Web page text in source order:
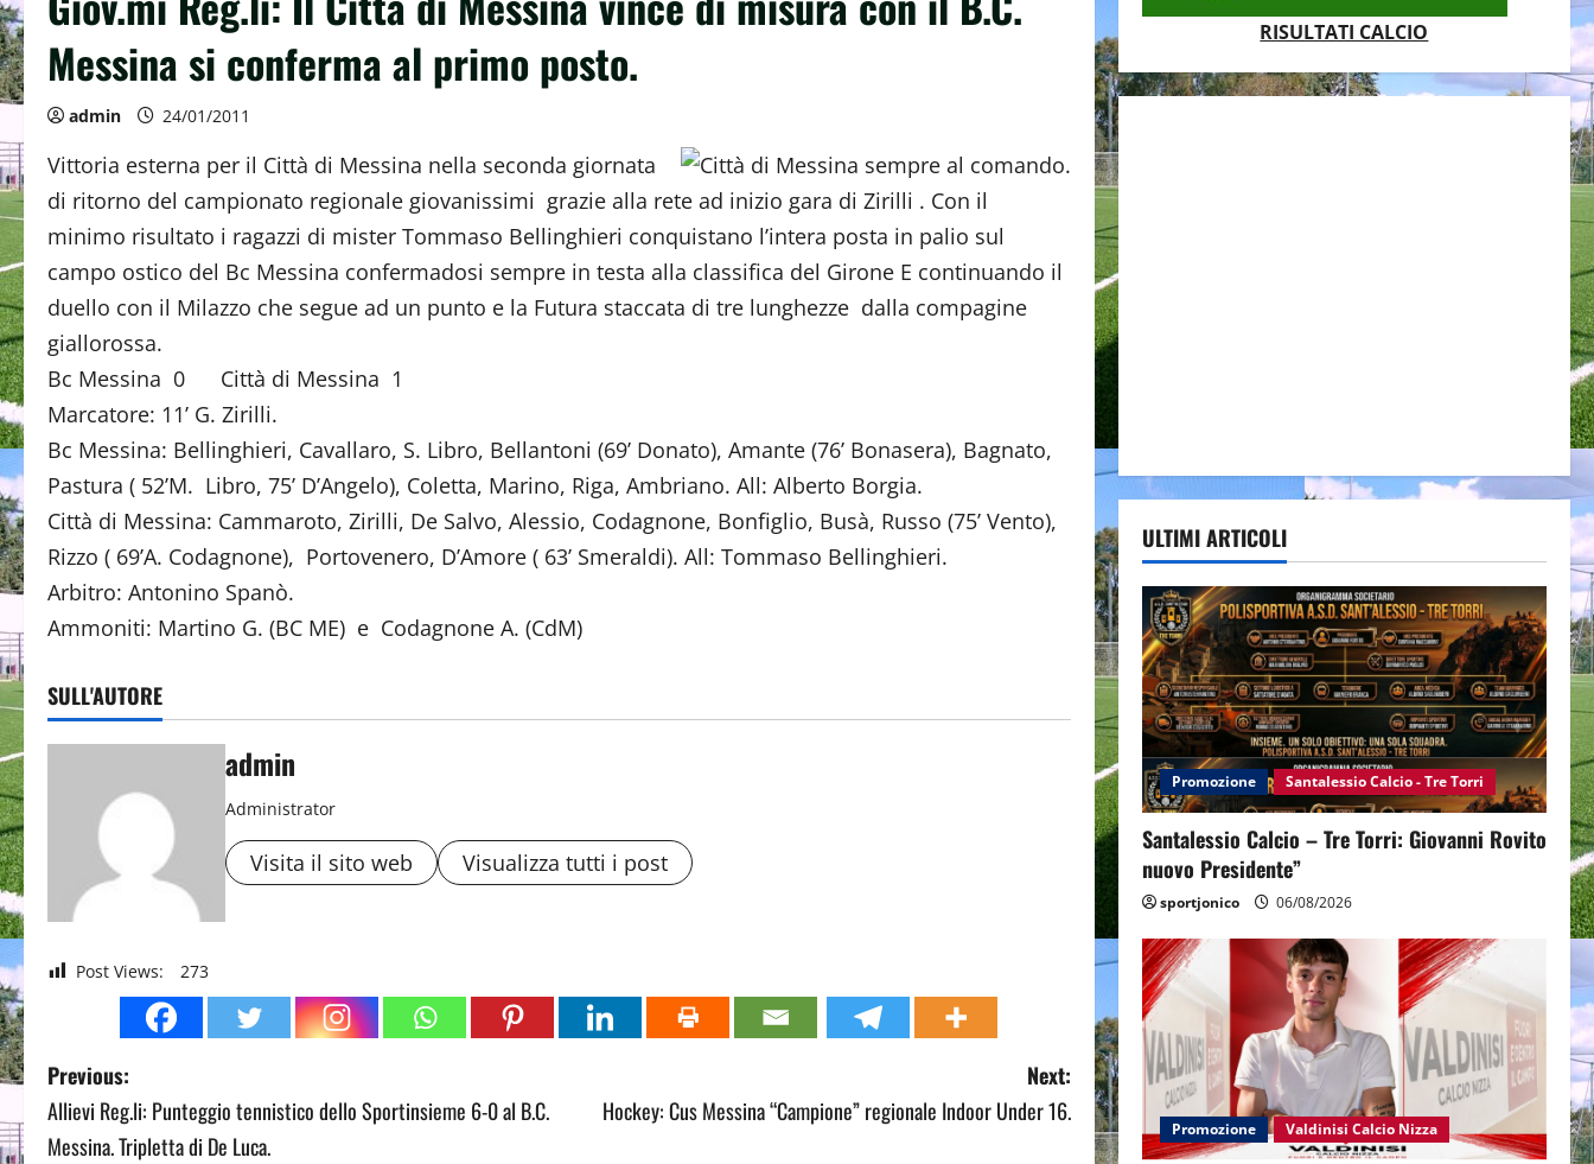
Messina si conferma al primo posto.
admin 24/01/2011
Vittoria esterna per il Città di Messina nella seconda giornata
di ritorno del campionato regionale giovanissimi grazie alla rete ad inizio gara di Zirilli . Con il
minimo risultato i ragazzi di mister Tommaso Bellinghieri conquistano l’intera posta in palio sul
campo ostico del Bc Messina confermadosi sempre in testa alla classifica del Girone E continuando il
duello con il Milazzo che segue ad un punto e la Futura staccata di tre lunghezze dalla compagine
giallorossa.
Bc Messina 0 Città di Messina 1
Marcatore: 11’ G. Zirilli.
Bc Messina: Bellinghieri, Cavallaro, S. Libro, Bellantoni (69’ Donato), Amante (76’ Bonasera), Bagnato,
Pastura ( 52’M. Libro, 75’ D’Angelo), Coletta, Marino, Riga, Ambriano. All: Alberto Borgia.
Città di Messina: Cammaroto, Zirilli, De Salvo, Alessio, Codagnone, Bonfiglio, Busà, Russo (75’ Vento),
Rizzo ( 69’A. Codagnone), Portovenero, D’Amore ( 63’ Smeraldi). All: Tommaso Bellinghieri.
Arbitro: Antonino Spanò.
Ammoniti: Martino G. (BC ME) e Codagnone A. (CdM)
SULL'AUTORE
admin
Administrator
Visita il sito web Visualizza tutti i post
Post Views: 273
P
o
Previous:
Allievi Reg.li: Punteggio tennistico dello Sportinsieme 6-0 al B.C.
Messina. Tripletta di De Luca.
Next:
Hockey: Cus Messina “Campione” regionale Indoor Under 16.
RISULTATI CALCIO
ULTIMI ARTICOLI
Promozione Santalessio Calcio - Tre Torri
Santalessio Calcio – Tre Torri: Giovanni Rovito
nuovo Presidente”
sportjonico 06/08/2026
Promozione Valdinisi Calcio Nizza